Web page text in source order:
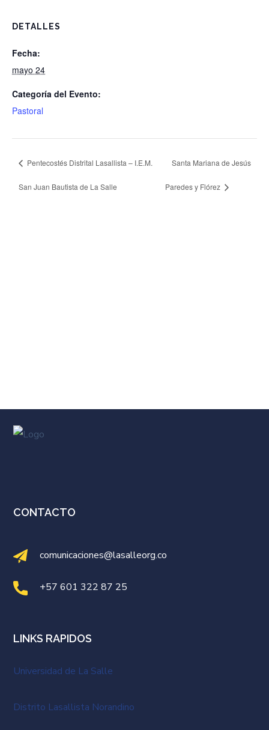
DETALLES
Fecha:
mayo 24
Categoría del Evento:
Pastoral
Pentecostés Distrital Lasallista – I.E.M.
San Juan Bautista de La Salle
Santa Mariana de Jesús
Paredes y Flórez
CONTACTO
comunicaciones@lasalleorg.co
+57 601 322 87 25
LINKS RAPIDOS
Universidad de La Salle
Distrito Lasallista Norandino